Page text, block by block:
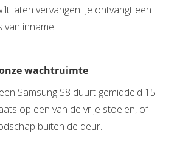
laten vervangen. Je ontvangt een
van inname.
wachtruimte
Samsung S8 duurt gemiddeld 15
op een van de vrije stoelen, of
buiten de deur.